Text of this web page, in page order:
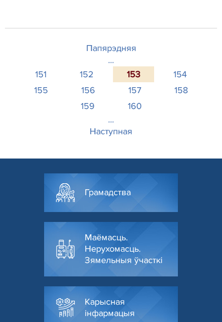
Папярэдняя
...
151
152 153
154
155
156 157
158
159
160
...
Наступная
Грамадства
Маёмасць.
Нерухомасць.
Зямельныя ўчасткі
Карысная
інфармацыя